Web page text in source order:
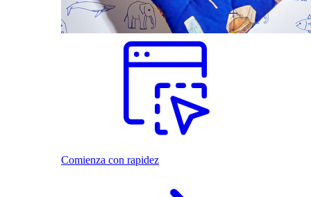
Comienza con rapidez